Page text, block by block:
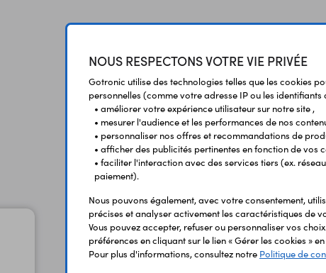
Vous avez
NOUS RESPECTONS VOTRE VIE PRIVÉE
Gotronic utilise des technologies telles que les cookies
personnelles (comme votre adresse IP ou les
• améliorer votre expérience utilisateur sur notre site ,
• mesurer l'audience et les performances de nos
• personnaliser nos offres et recommandations de
• afficher des publicités pertinentes en fonction de vos
• faciliter l'interaction avec des services tiers (ex.
paiement).
Nous pouvons également, avec votre consentement,
précises et analyser activement les caractéristiques de
Vous pouvez accepter, refuser ou personnaliser vos
préférences en cliquant sur le lien « Gérer les cookies »
Pour plus d'informations, consultez notre Politique de